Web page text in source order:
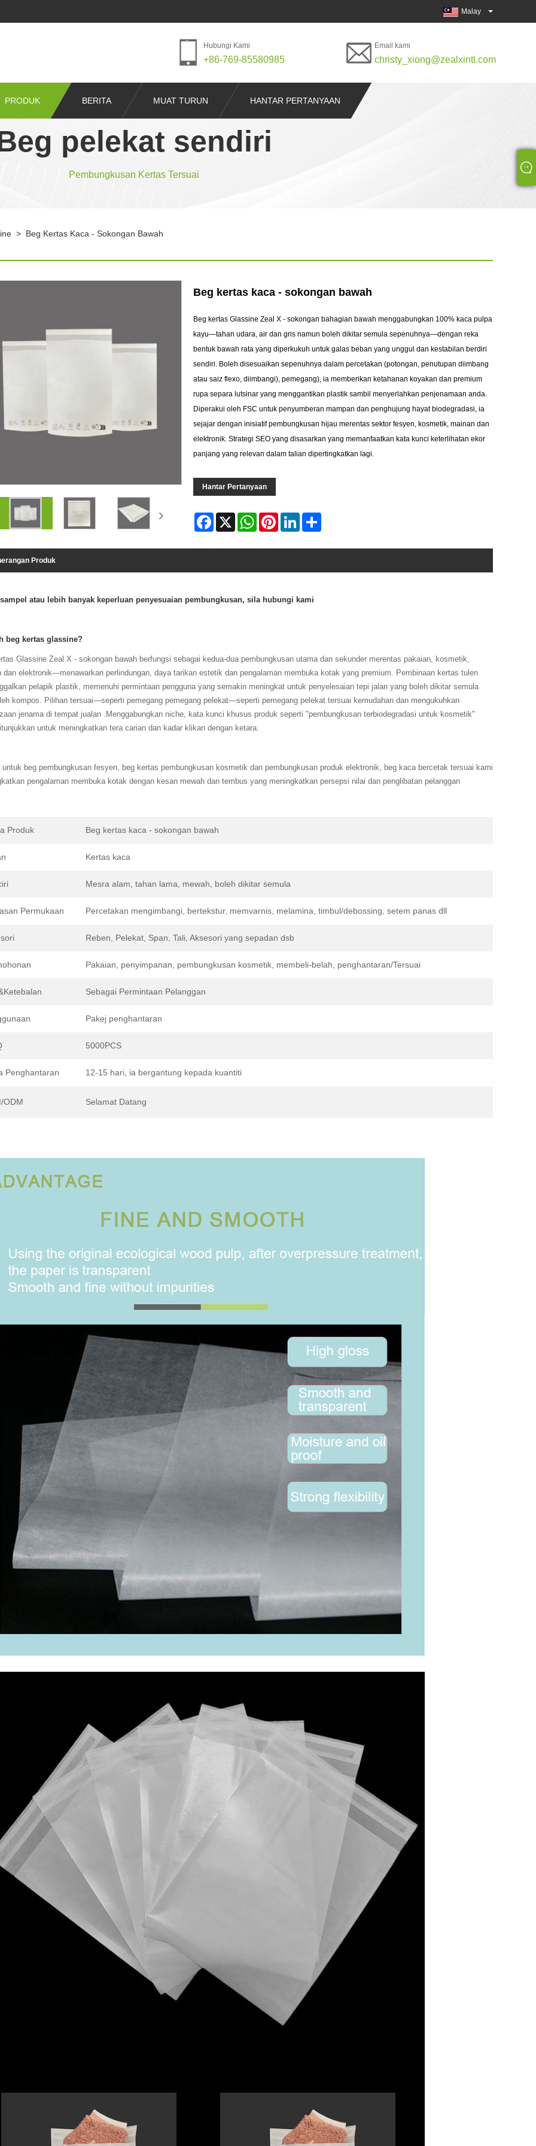
Malay
Hubungi Kami
+86-769-85580985
Email kami
christy_xiong@zealxintl.com
PRODUK BERITA MUAT TURUN HANTAR PERTANYAAN
pelekat sendiri
Pembungkusan Kertas Tersuai
> Beg Kertas Kaca - Sokongan Bawah
Beg kertas kaca - sokongan bawah
Beg kertas Glassine Zeal X - sokongan bahagian bawah menggabungkan 100% kaca pulpa
kayu—tahan udara, air dan gris namun boleh dikitar semula sepenuhnya—dengan reka
bentuk bawah rata yang diperkukuh untuk galas beban yang unggul dan kestabilan berdiri
sendiri. Boleh disesuaikan sepenuhnya dalam percetakan (potongan, penutupan diimbang
atau saiz flexo, diimbangi), pemegang), ia memberikan ketahanan koyakan dan premium
rupa separa lutsinar yang menggantikan plastik sambil menyerlahkan penjenamaan anda.
Diperakui oleh FSC untuk penyumberan mampan dan penghujung hayat biodegradasi, ia
sejajar dengan inisiatif pembungkusan hijau merentas sektor fesyen, kosmetik, mainan dan
elektronik. Strategi SEO yang disasarkan yang memanfaatkan kata kunci keterlihatan ekor
panjang yang relevan dalam talian dipertingkatkan lagi.
Hantar Pertanyaan
Facebook WhatsAppPinterestLinkedIn
Produk
atau lebih banyak keperluan penyesuaian pembungkusan, sila hubungi kami
beg kertas glassine?
Glassine Zeal X - sokongan bawah berfungsi sebagai kedua-dua pembungkusan utama dan sekunder merentas pakaian, kosmetik,
dan elektronik—menawarkan perlindungan, daya tarikan estetik dan pengalaman membuka kotak yang premium. Pembinaan kertas tulen
pelapik plastik, memenuhi permintaan pengguna yang semakin meningkat untuk penyelesaian tepi jalan yang boleh dikitar semula
kompos. Pilihan tersuai—seperti pemegang pemegang pelekat—seperti pemegang pelekat tersuai kemudahan dan mengukuhkan
jenama di tempat jualan .Menggabungkan niche, kata kunci khusus produk seperti "pembungkusan terbiodegradasi untuk kosmetik"
untuk meningkatkan tera carian dan kadar klikan dengan ketara.
untuk beg pembungkusan fesyen, beg kertas pembungkusan kosmetik dan pembungkusan produk elektronik, beg kaca bercetak tersuai kami
pengalaman membuka kotak dengan kesan mewah dan tembus yang meningkatkan persepsi nilai dan penglibatan pelanggan
Produk Beg kertas kaca - sokongan bawah
Kertas kaca
Mesra alam, tahan lama, mewah, boleh dikitar semula
Permukaan Percetakan mengimbangi, bertekstur, memvarnis, melamina, timbul/debossing, setem panas dll
Reben, Pelekat, Span, Tali, Aksesori yang sepadan dsb
Pakaian, penyimpanan, pembungkusan kosmetik, membeli-belah, penghantaran/Tersuai
Sebagai Permintaan Pelanggan
Pakej penghantaran
5000PCS
Penghantaran 12-15 hari, ia bergantung kepada kuantiti
ODM Selamat Datang